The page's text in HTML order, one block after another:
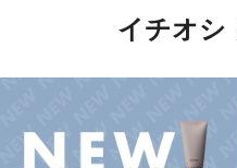
イチオシ